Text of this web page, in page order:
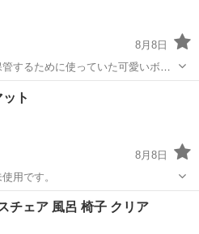
8月8日
するために使っていた可愛いボッ
気軽に連絡ください！
駅
ト
8月8日
用です。
庭用品
チェア 風呂 椅子 クリア